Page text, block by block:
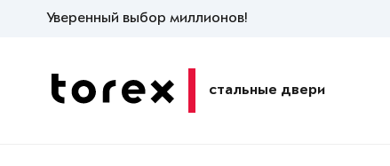
Уверенный выбор миллионов!
стальные двери